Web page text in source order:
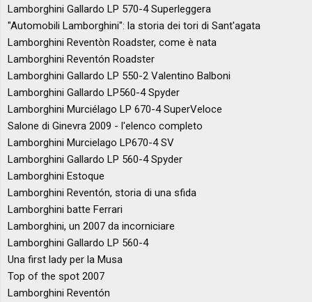
Lamborghini Gallardo LP 570-4 Superleggera
"Automobili Lamborghini": la storia dei tori di Sant'agata
Lamborghini Reventòn Roadster, come è nata
Lamborghini Reventón Roadster
Lamborghini Gallardo LP 550-2 Valentino Balboni
Lamborghini Gallardo LP560-4 Spyder
Lamborghini Murciélago LP 670-4 SuperVeloce
Salone di Ginevra 2009 - l'elenco completo
Lamborghini Murcielago LP670-4 SV
Lamborghini Gallardo LP 560-4 Spyder
Lamborghini Estoque
Lamborghini Reventón, storia di una sfida
Lamborghini batte Ferrari
Lamborghini, un 2007 da incorniciare
Lamborghini Gallardo LP 560-4
Una first lady per la Musa
Top of the spot 2007
Lamborghini Reventón